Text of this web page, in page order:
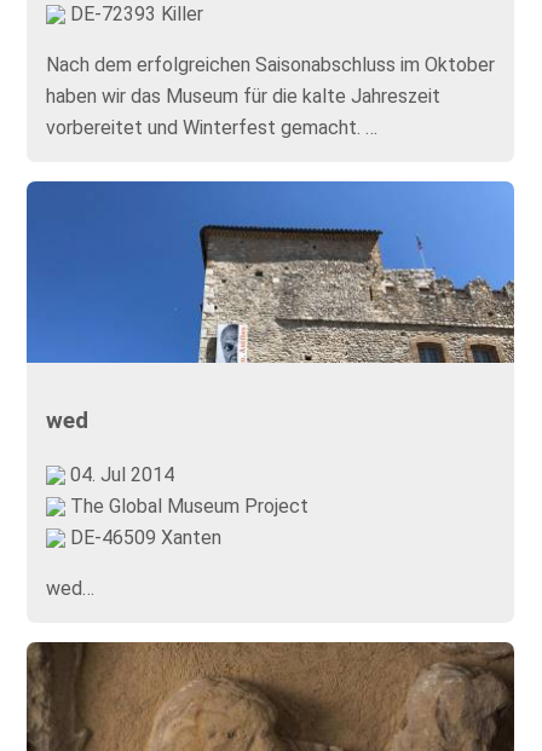
DE-72393 Killer
Nach dem erfolgreichen Saisonabschluss im Oktober
haben wir das Museum für die kalte Jahreszeit
vorbereitet und Winterfest gemacht. …
wed
04. Jul 2014
The Global Museum Project
DE-46509 Xanten
wed…